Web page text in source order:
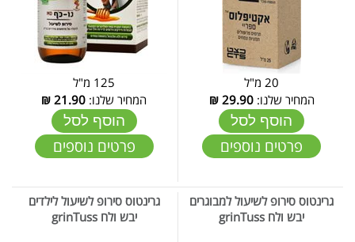
20 מ"ל
המחיר שלנו:29.90
₪
הוסף לסל
פרטים נוספים
125 מ"ל
המחיר שלנו: 21.90
₪
הוסף לסל
פרטים נוספים
גרינטוס סירופ לשיעול למבוגרים
יבש ולח grinTuss
גרינטוס סירופ לשיעול לילדים
יבש ולח grinTuss